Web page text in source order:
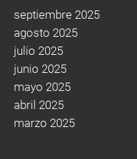
septiembre 2025
agosto 2025
julio 2025
junio 2025
mayo 2025
abril 2025
marzo 2025